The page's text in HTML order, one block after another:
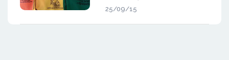
25/09/15